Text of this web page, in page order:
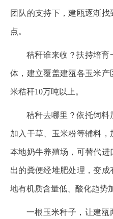
团队的支持下，建瓯逐渐
点。
秸秆谁来收？扶持培育
体，建立覆盖建瓯各玉米
米秸秆10万吨以上。
秸秆去哪里？依托饲料
加入干草、玉米粉等辅料
本地奶牛养殖场，可替代
出的粪便经堆肥处理，变
地有机质含量低、酸化趋势
一根玉米秆子，让建瓯